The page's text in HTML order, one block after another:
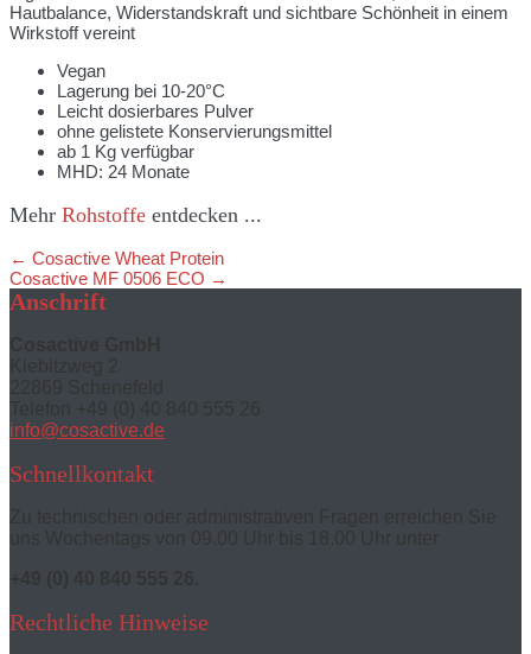
Hautbalance, Widerstandskraft und sichtbare Schönheit in einem
Wirkstoff vereint
Vegan
Lagerung bei 10-20°C
Leicht dosierbares Pulver
ohne gelistete Konservierungsmittel
ab 1 Kg verfügbar
MHD: 24 Monate
Mehr Rohstoffe entdecken ...
Posts
navigation
← Cosactive Wheat Protein
Cosactive MF 0506 ECO →
Anschrift
info@cosactive.de
Schnellkontakt
Rechtliche Hinweise